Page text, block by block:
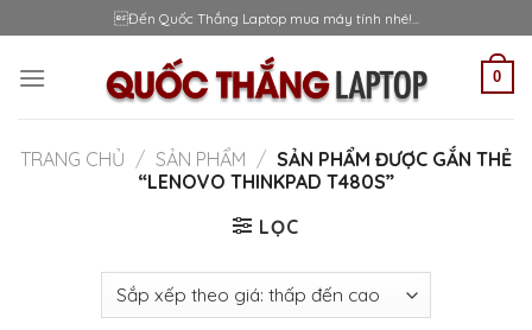
to
content
Đến Quốc Thắng Laptop mua máy tính nhé!...
0
TRANG CHỦ / SẢN PHẨM / SẢN PHẨM ĐƯỢC GẮN THẺ
“LENOVO THINKPAD T480S”
LỌC